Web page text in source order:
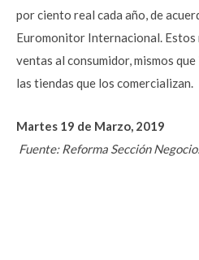
por ciento real cada año, de
Euromonitor Internacional. Estos
ventas al consumidor, mismos
las tiendas que los comercializan.
Martes 19 de Marzo, 2019
Fuente: Reforma Sección